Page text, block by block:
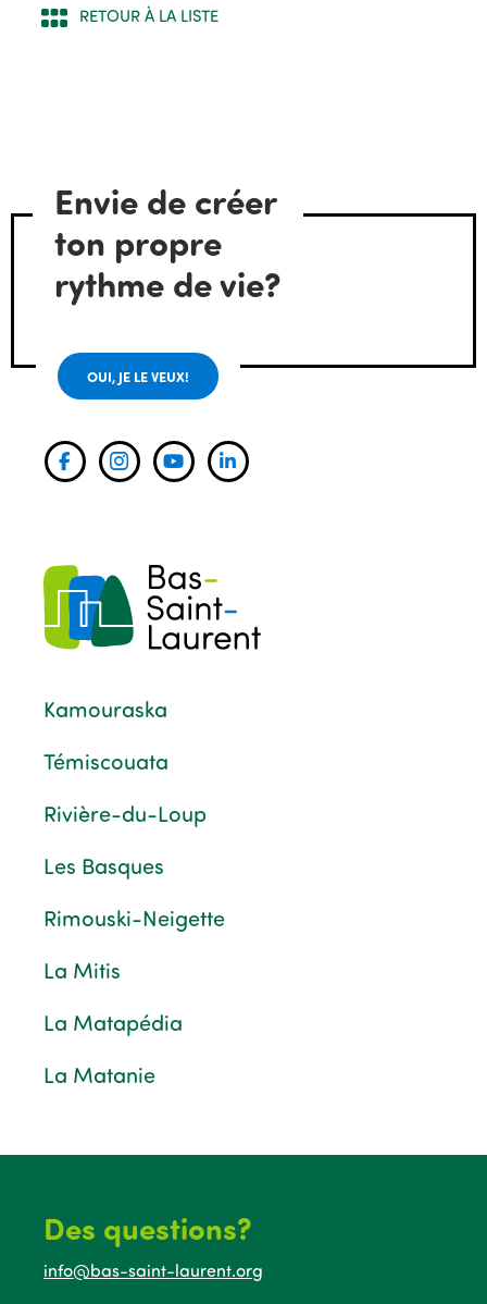
RETOUR À LA LISTE
Envie de créer
ton propre
rythme de vie?
OUI, JE LE VEUX!
Kamouraska
Témiscouata
Rivière-du-Loup
Les Basques
Rimouski-Neigette
La Mitis
La Matapédia
La Matanie
Des questions?
info@bas-saint-laurent.org